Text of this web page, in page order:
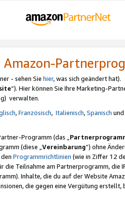
- sehen Sie hier, was sich geändert hat).
“). Hier können Sie Ihre Marketing-
verwalten.
,Französisch, Italienisch,Spanisch und
Programm (das „
(diese „Vereinbarung“) ohne
Programmrichtlinien (wie in Ziffer 12
die Teilnahme am Partnerprogramm,
Inhalte, die du auf der Website
die gegen eine Vergütung